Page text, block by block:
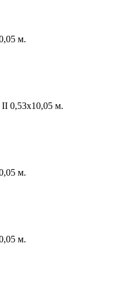
м.
0,53х10,05 м.
м.
м.